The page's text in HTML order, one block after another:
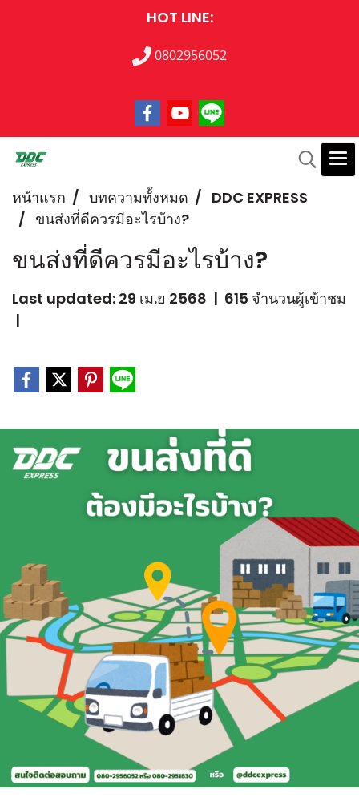
HOT LINE:
0802956052
หน้าแรก บทความทั้งหมด
DDC EXPRESS
ขนส่งที่ดีควรมีอะไรบ้าง?
ขนส่งที่ดีควรมีอะไรบ้าง?
Last updated: 29 เม.ย 2568 | 615 จำนวนผู้เข้าชม
|